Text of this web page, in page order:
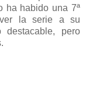
ha habido una 7ª
la serie a su
pero